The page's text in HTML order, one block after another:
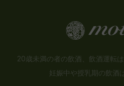
20歳未満の者の飲酒、飲酒運転
妊娠中や授乳期の飲酒